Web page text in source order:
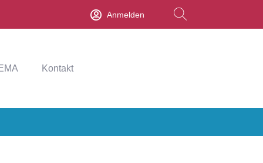
Anmelden
Kontakt